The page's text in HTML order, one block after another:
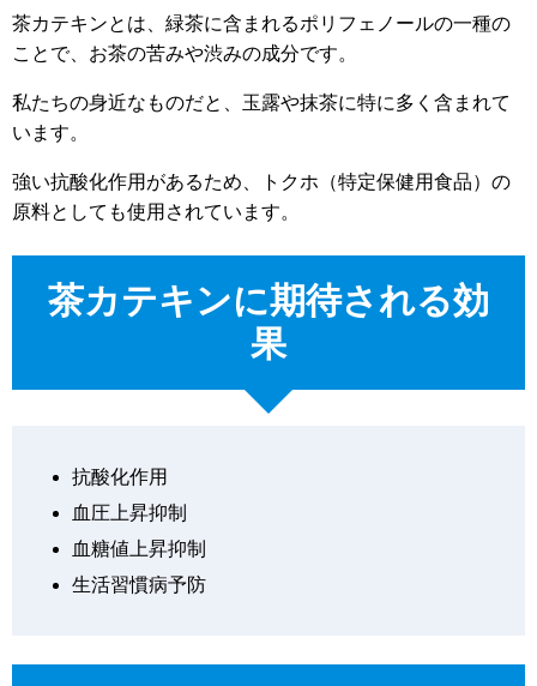
茶カテキンとは、緑茶に含まれるポリフェノールの一種の
ことで、お茶の苦みや渋みの成分です。
私たちの身近なものだと、玉露や抹茶に特に多く含まれて
います。
強い抗酸化作用があるため、トクホ（特定保健用食品）の
原料としても使用されています。
茶カテキンに期待される効
果
抗酸化作用
血圧上昇抑制
血糖値上昇抑制
生活習慣病予防